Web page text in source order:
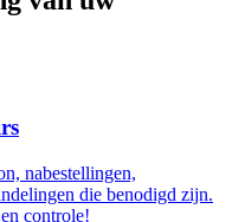
nabestellingen,
die benodigd zijn.
controle!